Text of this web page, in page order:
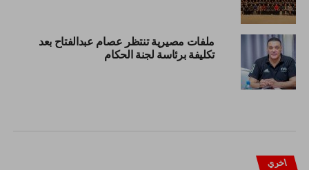
ملفات مصيرية تنتظر عصام عبدالفتاح بعد
تكليفة برئاسة لجنة الحكام
اخري